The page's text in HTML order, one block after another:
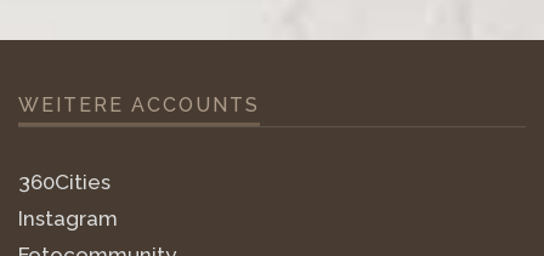
WEITERE ACCOUNTS
360Cities
Instagram